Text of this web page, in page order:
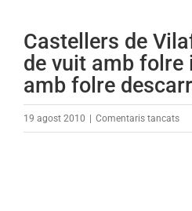
Castellers de
de vuit amb folre
amb folre
19 agost 2010 Comentaris tancatsa